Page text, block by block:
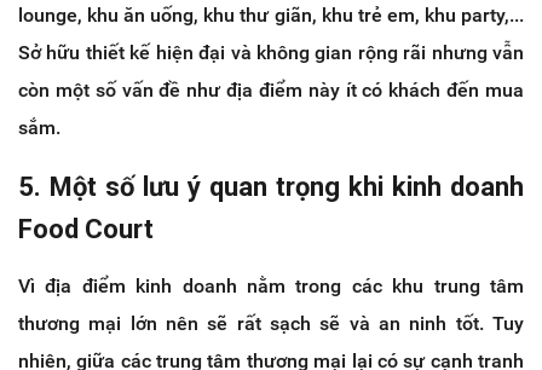
lounge, khu ăn uống, khu thư giãn, khu trẻ em, khu party,...
Sở hữu thiết kế hiện đại và không gian rộng rãi nhưng vẫn
còn một số vấn đề như địa điểm này ít có khách đến mua
sắm.
5. Một số lưu ý quan trọng khi kinh doanh
Food Court
Vì địa điểm kinh doanh nằm trong các khu trung tâm
thương mại lớn nên sẽ rất sạch sẽ và an ninh tốt. Tuy
nhiên, giữa các trung tâm thương mại lại có sự cạnh tranh